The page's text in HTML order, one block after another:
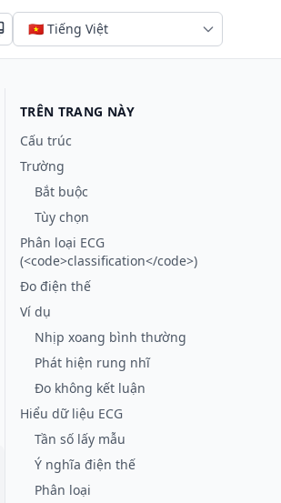
TRÊN TRANG NÀY
Cấu trúc
Trường
Bắt buộc
Tùy chọn
Phân loại ECG
(<code>classification</code>)
Đo điện thế
Ví dụ
Nhịp xoang bình thường
Phát hiện rung nhĩ
Đo không kết luận
Hiểu dữ liệu ECG
Tần số lấy mẫu
Ý nghĩa điện thế
Phân loại